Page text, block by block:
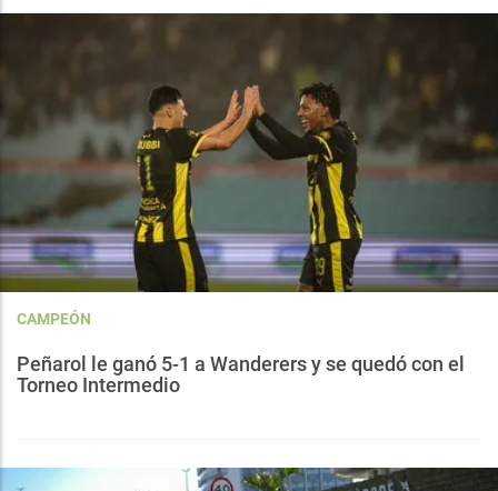
CAMPEÓN
Peñarol le ganó 5-1 a Wanderers y se quedó con el
Torneo Intermedio